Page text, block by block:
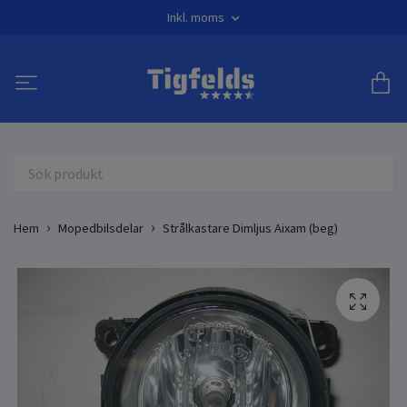
Inkl. moms
Hem Mopedbilsdelar Strålkastare Dimljus Aixam (beg)